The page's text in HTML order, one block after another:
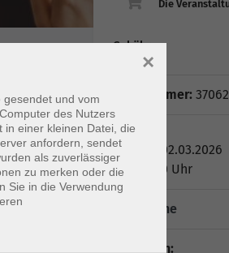
an?
Gebühr
Kursnummer: 37062
Mo. 02.03.2026
18:00 Uhr
15 Termine
Dozent*in:
und vom
des Nutzers
einer kleinen Datei, die
anfordern, sendet
als zuverlässiger
zu merken oder die
Sie in die Verwendung
×